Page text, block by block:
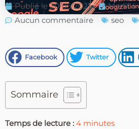
Publié le 20/05/2021
Modifié
Aucun commentaire
seo
Facebook Twitter
Sommaire
Temps de lecture : 4 minutes